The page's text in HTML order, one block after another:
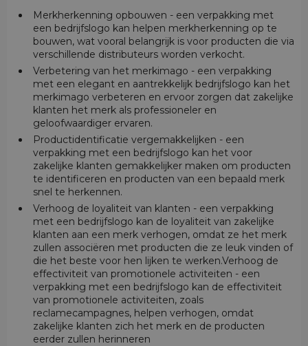
Merkherkenning opbouwen - een verpakking met
een bedrijfslogo kan helpen merkherkenning op te
bouwen, wat vooral belangrijk is voor producten die via
verschillende distributeurs worden verkocht.
Verbetering van het merkimago - een verpakking
met een elegant en aantrekkelijk bedrijfslogo kan het
merkimago verbeteren en ervoor zorgen dat zakelijke
klanten het merk als professioneler en
geloofwaardiger ervaren.
Productidentificatie vergemakkelijken - een
verpakking met een bedrijfslogo kan het voor
zakelijke klanten gemakkelijker maken om producten
te identificeren en producten van een bepaald merk
snel te herkennen.
Verhoog de loyaliteit van klanten - een verpakking
met een bedrijfslogo kan de loyaliteit van zakelijke
klanten aan een merk verhogen, omdat ze het merk
zullen associëren met producten die ze leuk vinden of
die het beste voor hen lijken te werken.Verhoog de
effectiviteit van promotionele activiteiten - een
verpakking met een bedrijfslogo kan de effectiviteit
van promotionele activiteiten, zoals
reclamecampagnes, helpen verhogen, omdat
zakelijke klanten zich het merk en de producten
eerder zullen herinneren